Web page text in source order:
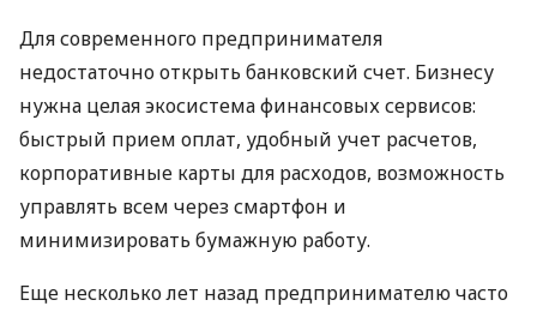
Для современного предпринимателя
недостаточно открыть банковский счет. Бизнесу
нужна целая экосистема финансовых сервисов:
быстрый прием оплат, удобный учет расчетов,
корпоративные карты для расходов, возможность
управлять всем через смартфон и
минимизировать бумажную работу.
Еще несколько лет назад предпринимателю часто